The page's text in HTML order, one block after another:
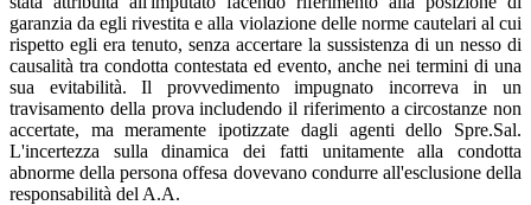
garanzia da egli rivestita e alla violazione delle norme cautelari al cui
rispetto egli era tenuto, senza accertare la sussistenza di un nesso di
causalità tra condotta contestata ed evento, anche nei termini di una
sua evitabilità. Il provvedimento impugnato incorreva in un
travisamento della prova includendo il riferimento a circostanze non
accertate, ma meramente ipotizzate dagli agenti dello Spre.Sal.
L'incertezza sulla dinamica dei fatti unitamente alla condotta
abnorme della persona offesa dovevano condurre all'esclusione della
responsabilità del A.A.